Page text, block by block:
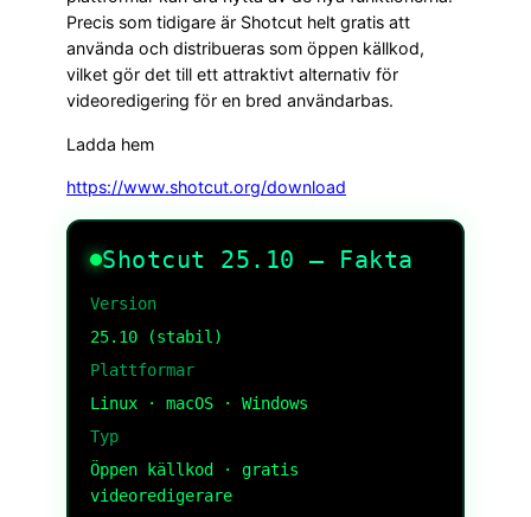
Precis som tidigare är Shotcut helt gratis att
använda och distribueras som öppen källkod,
vilket gör det till ett attraktivt alternativ för
videoredigering för en bred användarbas.
Ladda hem
https://www.shotcut.org/download
Shotcut 25.10 – Fakta
Version
25.10 (stabil)
Plattformar
Linux · macOS · Windows
Typ
Öppen källkod · gratis
videoredigerare